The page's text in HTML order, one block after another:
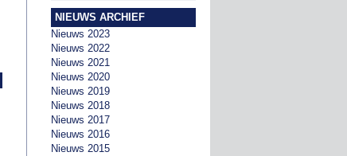
NIEUWS ARCHIEF
Nieuws 2023
Nieuws 2022
Nieuws 2021
Nieuws 2020
Nieuws 2019
Nieuws 2018
Nieuws 2017
Nieuws 2016
Nieuws 2015